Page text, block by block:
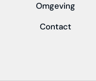
Omgeving
Contact